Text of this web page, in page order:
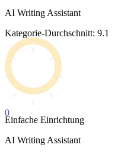
AI Writing Assistant
Kategorie-Durchschnitt: 9.1
0
Einfache Einrichtung
AI Writing Assistant